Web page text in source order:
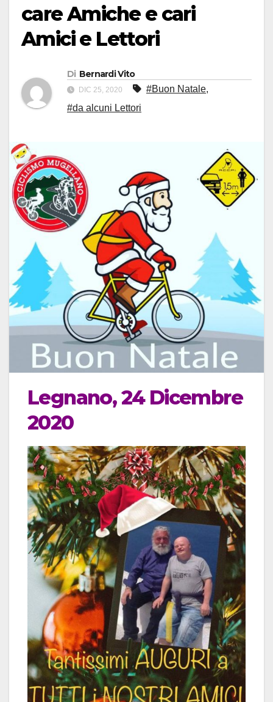
care Amiche e cari
Amici e Lettori
Di Bernardi Vito
DIC 25, 2020 #Buon Natale,
#da alcuni Lettori
Legnano, 24 Dicembre
2020